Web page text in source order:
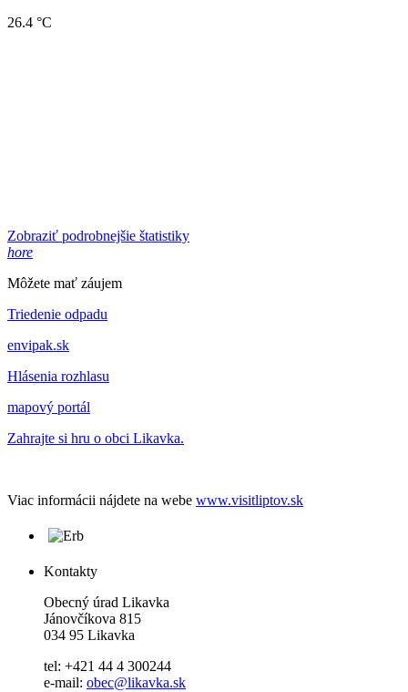
26.4 °C
Zobraziť podrobnejšie štatistiky
hore
Môžete mať záujem
Triedenie odpadu
envipak.sk
Hlásenia rozhlasu
mapový portál
Zahrajte si hru o obci Likavka.
Viac informácii nájdete na webe www.visitliptov.sk
Kontakty
Obecný úrad Likavka
Jánovčíkova 815
034 95 Likavka
tel: +421 44 4 300244
e-mail: obec@likavka.sk